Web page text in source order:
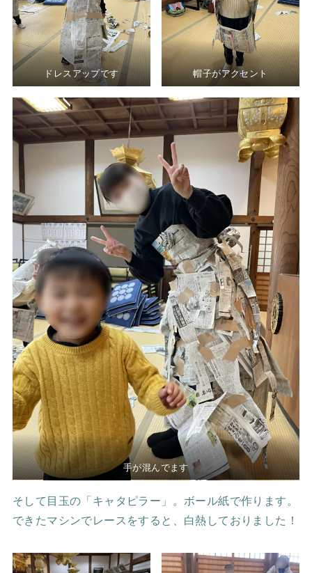
ドレスアップです 帽子がアクセント
手が混んでます
そして目玉の「キャタピラー」。ボール紙で作ります。
できたマシンでレースをすると、白熱しておりました！